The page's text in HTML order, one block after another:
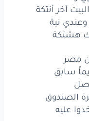
آخر أنتكة
وعندي نية
هشتكة
مصر
سابق
الصندوق
عليه